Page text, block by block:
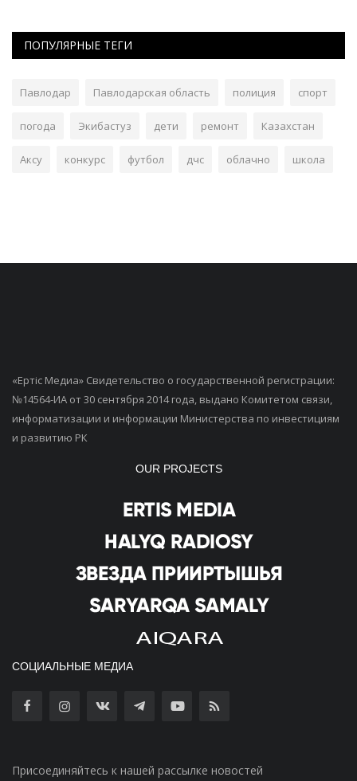
ПОПУЛЯРНЫЕ ТЕГИ
Павлодар Павлодарская область полиция спорт
погода Экибастуз дети ремонт Казахстан
Аксу конкурс футбол дчс облачно школа
«Ертiс Медиа» Свидетельство о государственной регистрации:
№14564-ИА от 30 сентября 2014 года, выдано Комитетом связи,
информатизации и информации Министерства по инвестициям
и развитию РК
OUR PROJECTS
СОЦИАЛЬНЫЕ МЕДИА
Присоединяйтесь к нашей рассылке новостей